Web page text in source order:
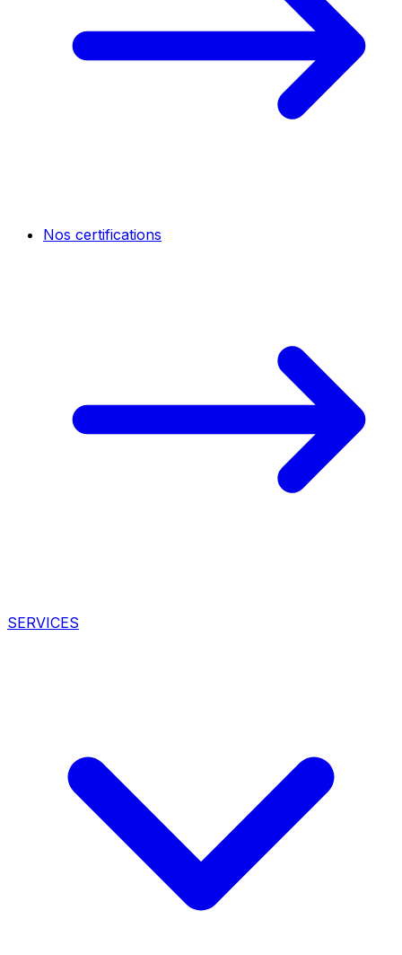
Nos certifications
SERVICES